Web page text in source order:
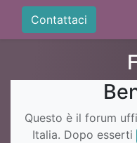
Contattaci
Questo è il forum
Italia. Dopo esserti